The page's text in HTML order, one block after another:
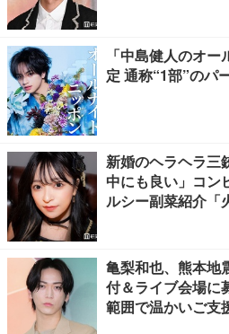
「中島健人のオ
定 通称“1部”のパ
新婚のヘラヘラ三
中にも良い」コン
ルシー副菜紹介「
亀梨和也、熊本地
付＆ライブ会場に
範囲で温かいご支